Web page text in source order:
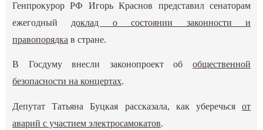
Генпрокурор РФ Игорь Краснов представил сенаторам
ежегодный доклад о состоянии законности и
правопорядка в стране.
В Госдуму внесли законопроект об общественной
безопасности на концертах.
Депутат Татьяна Буцкая рассказала, как уберечься от
аварий с участием электросамокатов.